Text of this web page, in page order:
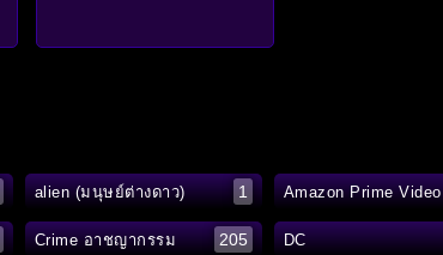
alien (มนุษย์ต่างดาว) 1 Amazon Prime Video
Crime อาชญากรรม 205 DC